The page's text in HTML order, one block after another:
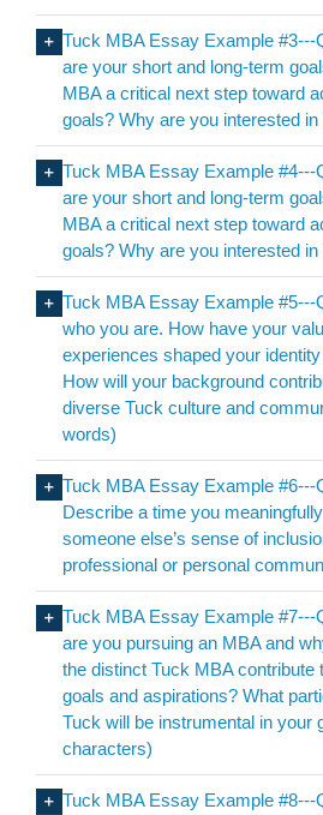
Tuck MBA Essay Example #3---
are your short and long-term
MBA a critical next step toward
goals? Why are you interested in
Tuck MBA Essay Example #4---
are your short and long-term
MBA a critical next step toward
goals? Why are you interested in
Tuck MBA Essay Example #5---
who you are. How have your
experiences shaped your
How will your background
diverse Tuck culture and
words)
Tuck MBA Essay Example #6---
Describe a time you
someone else’s sense of
professional or personal
Tuck MBA Essay Example #7---
are you pursuing an MBA and
the distinct Tuck MBA contribute
goals and aspirations? What
Tuck will be instrumental in your
characters)
Tuck MBA Essay Example #8---